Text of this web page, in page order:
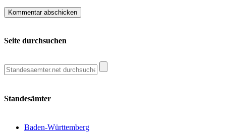
Seite durchsuchen
Standesämter
Baden-Württemberg